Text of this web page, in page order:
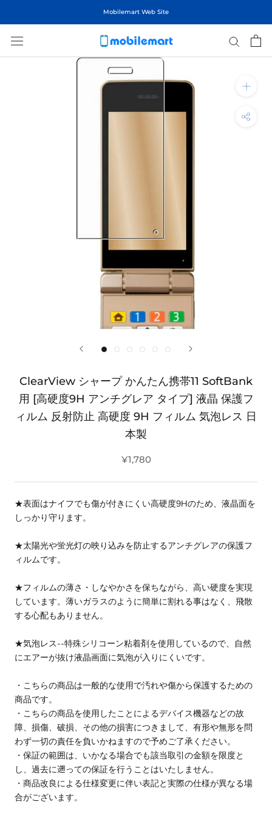
Mobilemart Web Site
ClearView シャープ かんたん携帯11 SoftBank
用 [高硬度9H アンチグレア タイプ] 液晶 保護フ
ィルム 反射防止 高硬度 9H フィルム 気泡レス 日
本製
¥1,780
★表面はナイフでも傷が付きにくい高硬度9Hのため、液晶面を
しっかり守ります。
★太陽光や蛍光灯の映り込みを防止するアンチグレアの保護フ
ィルムです。
★フィルムの薄さ・しなやかさを保ちながら、高い硬度を実現
しています。薄いガラスのように簡単に割れる事はなく、飛散
する心配もありません。
★気泡レス--特殊シリコーン粘着剤を使用しているので、自然
にエアーが抜け液晶画面に気泡が入りにくいです。
・こちらの商品は一般的な使用で汚れや傷から保護するための
商品です。
・こちらの商品を使用したことによるデバイス機器などの故
障、損傷、破損、その他の損害につきまして、有形や無形を問
わず一切の責任を負いかねますので予めご了承ください。
・保証の範囲は、いかなる場合でも該当取引の金額を限度と
し、過去に遡っての保証を行うことはいたしません。
・商品改良による仕様変更に伴い表記と実際の仕様が異なる場
合がございます。